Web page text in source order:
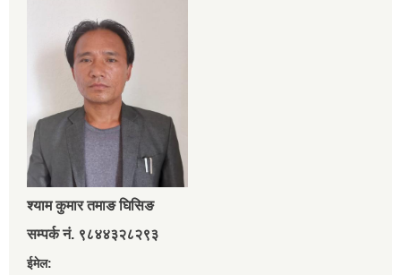
श्‍याम कुमार तमाङ घिसिङ
सम्पर्क नं. ९८४४३२८२९३
ईमेल: